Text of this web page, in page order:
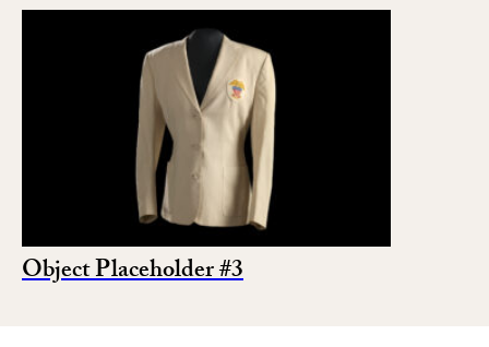
Object Placeholder #3